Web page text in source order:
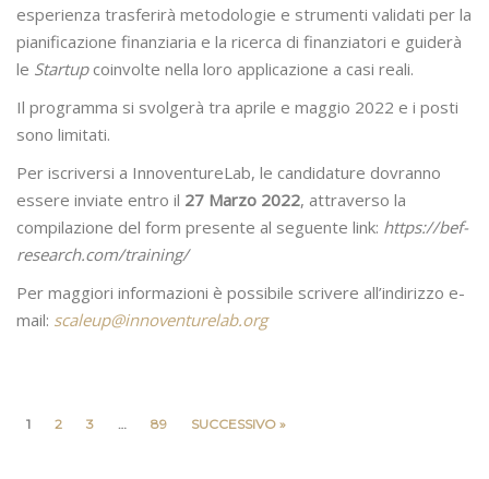
esperienza trasferirà metodologie e strumenti validati per la
pianificazione finanziaria e la ricerca di finanziatori e guiderà
le Startupcoinvolte nella loro applicazione a casi reali.
Il programma si svolgerà tra aprile e maggio 2022 e i posti
sono limitati.
Per iscriversi a InnoventureLab, le candidature dovranno
essere inviate entro il 27 Marzo 2022, attraverso la
compilazione del form presente al seguente link: https://bef-
research.com/training/
Per maggiori informazioni è possibile scrivere all’indirizzo e-
mail: scaleup@innoventurelab.org
1 2 3 … 89 SUCCESSIVO »